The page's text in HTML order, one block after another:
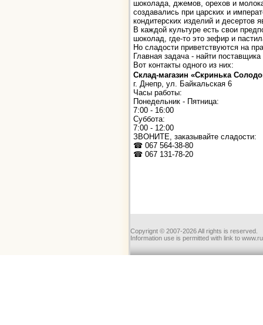
шоколада, джемов, орехов и
создавались при царских и
кондитерских изделий и
В каждой культуре есть свои
шоколад, где-то это зефир и
Но сладости приветствуются на
Главная задача - найти
Вот контакты одного из них:
Склад-магазин «Скринька
г. Днепр, ул. Байкальская 6
Часы работы:
Понедельник - Пятница:
7:00 - 16:00
Суббота:
7:00 - 12:00
ЗВОНИТЕ, заказывайте сладости:
☎ 067 564-38-80
☎ 067 131-78-20
Copyrignt © 2007-2026 All rights is reserved.
Information use is permitted with link to